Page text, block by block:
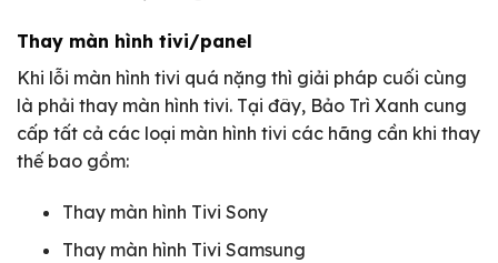
Thay màn hình tivi/panel
Khi lỗi màn hình tivi quá nặng thì giải pháp cuối cùng
là phải thay màn hình tivi. Tại đây, Bảo Trì Xanh cung
cấp tất cả các loại màn hình tivi các hãng cần khi thay
thế bao gồm:
Thay màn hình Tivi Sony
Thay màn hình Tivi Samsung